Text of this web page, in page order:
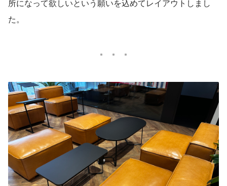
所になって欲しいという願いを込めてレイアウトしまし
た。